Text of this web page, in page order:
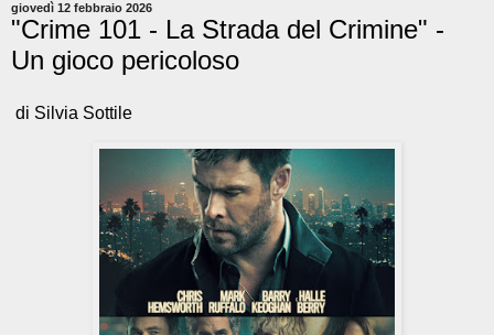
giovedì 12 febbraio 2026
"Crime 101 - La Strada del Crimine" -
Un gioco pericoloso
di Silvia Sottile